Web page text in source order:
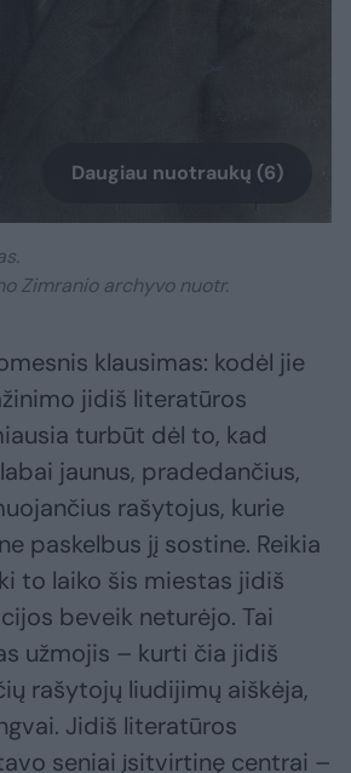
Daugiau nuotraukų (6)
Zimranio archyvo nuotr.
klausimas: kodėl jie
jidiš literatūros
turbūt dėl to, kad
jaunus, pradedančius,
rašytojus, kurie
paskelbus jį sostine. Reikia
to laiko šis miestas jidiš
beveik neturėjo. Tai
užmojis – kurti čia jidiš
rašytojų liudijimų aiškėja,
Jidiš literatūros
seniai įsitvirtinę centrai –